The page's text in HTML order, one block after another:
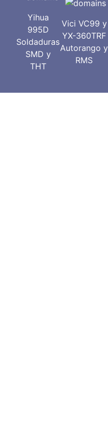
Yihua
995D
Soldaduras
SMD y
THT
Vici VC99 y
YX-360TRF
Autorango y
RMS